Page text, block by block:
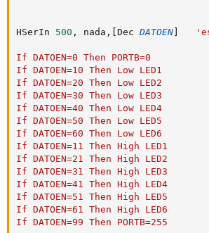
HSerIn 500 , nada , Dec DATOEN
If DATOEN=0 Then PORTB=0
If DATOEN=10 Then Low LED1
If DATOEN=20 Then Low LED2
If DATOEN=30 Then Low LED3
If DATOEN=40 Then Low LED4
If DATOEN=50 Then Low LED5
If DATOEN=60 Then Low LED6
If DATOEN=11 Then High LED1
If DATOEN=21 Then High LED2
If DATOEN=31 Then High LED3
If DATOEN=41
If DATOEN=51 Then High LED5
If DATOEN=61 Then High LED6
If DATOEN=99 Then PORTB=255